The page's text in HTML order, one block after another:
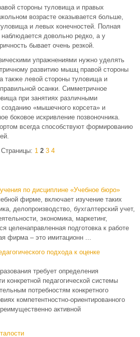
стороны туловища и правых
возрасте оказывается больше,
и левых конечностей. Полная
довольно редко, а у
бывает очень резкой.
упражнениями нужно уделять
развитию мышц правой стороны
также левой стороны туловища и
осанки. Симметричное
при занятиях различными
«мышечного корсета» и
боковое искривление позвоночника.
всегда способствуют формированию
Страницы: 1 2 3 4
по дисциплине «Учебное бюро»
фирме, включает изучение таких
делопроизводство, бухгалтерский учет,
экономика, маркетинг,
целенаправленная подготовка к работе
фирма – это имитационн ...
подхода к оценке
требует определения
конкретной педагогической системы
потребностям конкретного
компетентностно-ориентированного
активной